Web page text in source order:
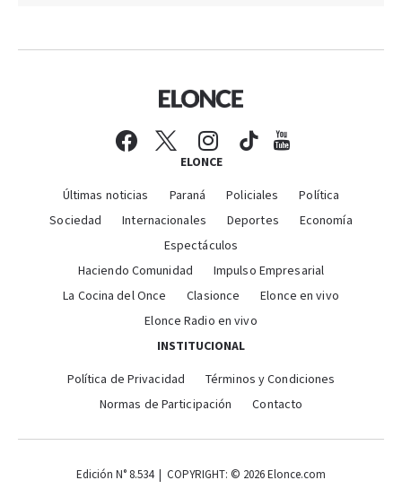
ELONCE
Últimas noticias Paraná Policiales
Política
Sociedad
Internacionales Deportes
Economía
Espectáculos
Haciendo Comunidad
Impulso Empresarial
La Cocina del Once
Clasionce
Elonce en vivo
Elonce Radio en vivo
INSTITUCIONAL
Política de Privacidad
Términos y Condiciones
Normas de Participación
Contacto
Edición N° 8.534 | COPYRIGHT: © 2026 Elonce.com